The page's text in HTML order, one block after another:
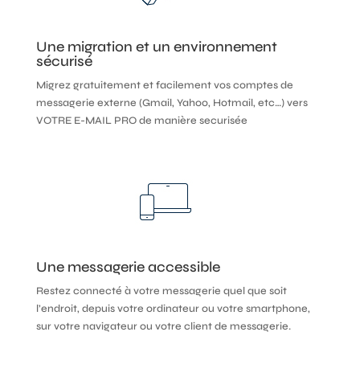
Une migration et un environnement
sécurisé
Migrez gratuitement et facilement vos comptes de
messagerie externe (Gmail, Yahoo, Hotmail, etc…) vers
VOTRE E-MAIL PRO de manière securisée
Une messagerie accessible
Restez connecté à votre messagerie quel que soit
l’endroit, depuis votre ordinateur ou votre smartphone,
sur votre navigateur ou votre client de messagerie.